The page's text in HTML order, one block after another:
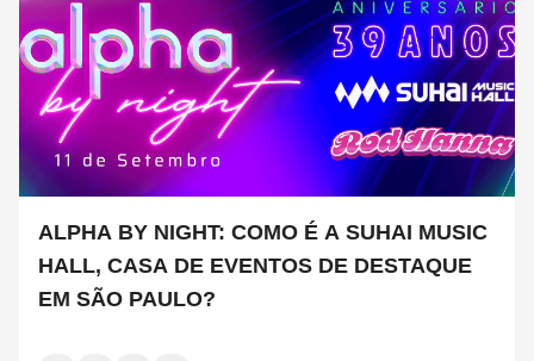
ALPHA BY NIGHT: COMO É A SUHAI MUSIC
HALL, CASA DE EVENTOS DE DESTAQUE
EM SÃO PAULO?